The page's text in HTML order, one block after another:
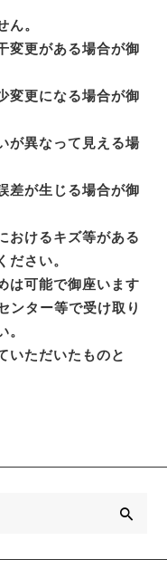
ん。
変更がある場合が御
変更になる場合が御
が異なって見える場
差が生じる場合が御
おけるキズ等がある
さい。
は可能で御座います
ンター等で受け取り
いただいたものと